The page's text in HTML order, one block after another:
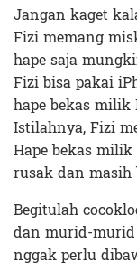
Jangan kaget
Fizi memang
hape saja
Fizi bisa pakai
hape bekas
Istilahnya, Fizi
Hape bekas
rusak dan masih
Begitulah
dan murid-
nggak perlu